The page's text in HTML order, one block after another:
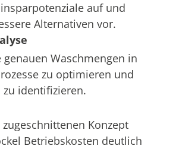
auf und
Alternativen vor.
Waschmengen in
zu optimieren und
zu identifizieren.
Konzept
Betriebskosten deutlich